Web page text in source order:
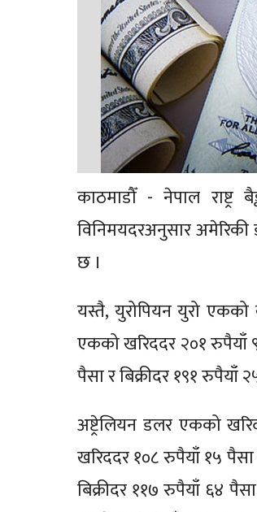
काठमाडौँ - नेपाल राष्ट्र
विनिमयदरअनुसार
छ ।
यस्तै, युरोपियन युरो
एकको खरिददर २०१ रुपैयाँ
पैसा र बिक्रीदर १९१ रुपैयाँ
अष्ट्रेलियन डलर एकको
खरिददर १०८ रुपैयाँ १५
बिक्रीदर ११७ रुपैयाँ ६४